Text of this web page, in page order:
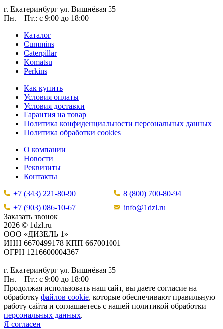
г. Екатеринбург ул. Вишнёвая 35
Пн. – Пт.: с 9:00 до 18:00
Каталог
Cummins
Caterpillar
Komatsu
Perkins
Как купить
Условия оплаты
Условия доставки
Гарантия на товар
Политика конфиденциальности персональных данных
Политика обработки cookies
О компании
Новости
Реквизиты
Контакты
+7 (343) 221-80-90
8 (800) 700-80-94
+7 (903) 086-10-67
info@1dzl.ru
Заказать звонок
2026 © 1dzl.ru
ООО «ДИЗЕЛЬ 1»
ИНН 6670499178 КПП 667001001
ОГРН 1216600004367
г. Екатеринбург ул. Вишнёвая 35
Пн. – Пт.: с 9:00 до 18:00
Продолжая использовать наш сайт, вы даете согласие на
обработку файлов cookie, которые обеспечивают правильную
работу сайта и соглашаетесь с нашей политикой обработки
персональных данных.
Я согласен